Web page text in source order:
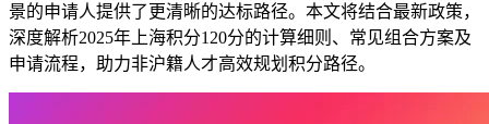
景的申请人提供了更清晰的达标路径。本文将结合最新政策，
深度解析2025年上海积分120分的计算细则、常见组合方案及
申请流程，助力非沪籍人才高效规划积分路径。